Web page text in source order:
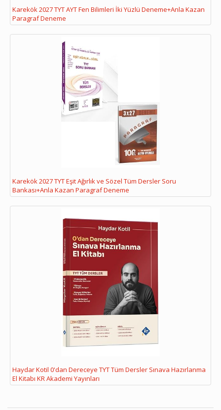
Karekök 2027 TYT AYT Fen Bilimleri İki Yüzlü Deneme+Anla Kazan
Paragraf Deneme
Karekök 2027 TYT Eşit Ağırlık ve Sözel Tüm Dersler Soru
Bankası+Anla Kazan Paragraf Deneme
Haydar Kotil 0'dan Dereceye TYT Tüm Dersler Sınava Hazırlanma
El Kitabı KR Akademi Yayınları